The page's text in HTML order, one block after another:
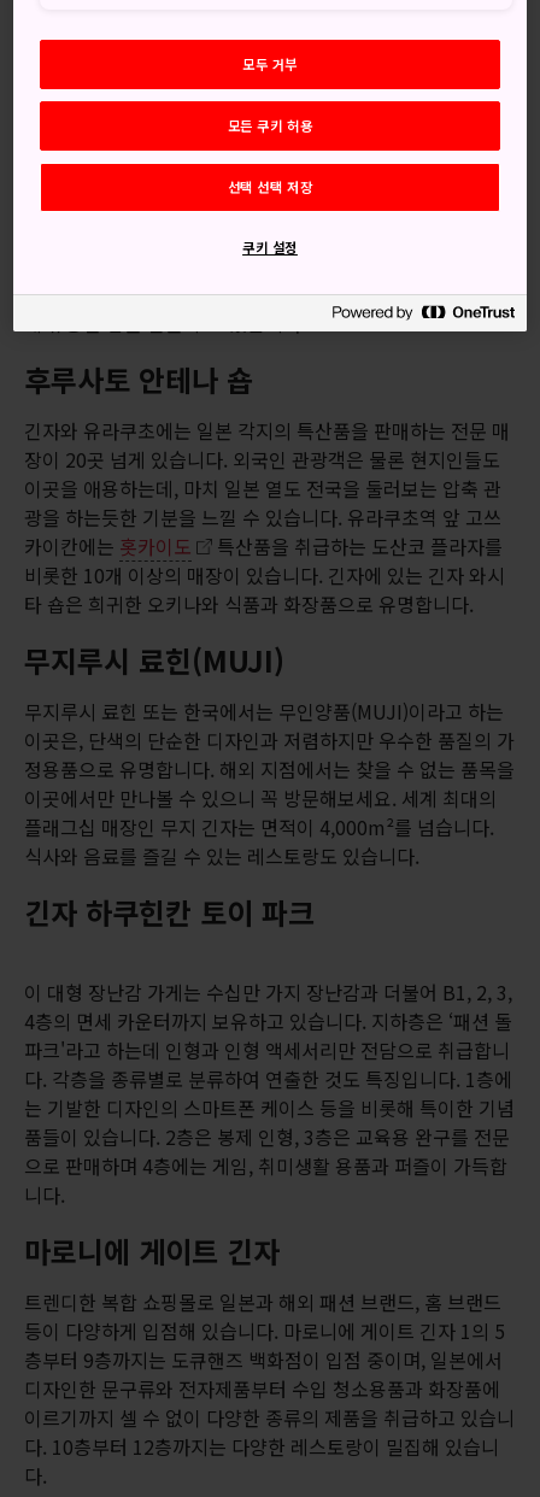
쇼핑 장소입니다. 또한 두 곳 모두 지하층의 푸드코트에 특히
심혈을 기울여 운영하고 있어 세계 각지의 별미를 선보이는 독
점 컬렉션을 둘러볼 수 있습니다.
애플 긴자
이곳은 일본에서 가장 처음 문을 연 애플 스토어입니다. 스테
인리스 스틸과 유리로 지은 8층 건물은 인근 디자이너 매장 어
디서나 쉽게 찾을 수 있습니다. 애플의 최신 제품들을 직접 사
용해보기도 하고, 영어 구사력에 풍부한 전문성을 갖춘 직원에
후루사토 안테나 숍
긴자와 유라쿠초에는 일본 각지의 특산품을 판매하는 전문 매
장이 20곳 넘게 있습니다. 외국인 관광객은 물론 현지인들도
이곳을 애용하는데, 마치 일본 열도 전국을 둘러보는 압축 관
광을 하는듯한 기분을 느낄 수 있습니다. 유라쿠초역 앞 고쓰
카이칸에는 홋카이도
특산품을 취급하는 도산코 플라자를
비롯한 10개 이상의 매장이 있습니다. 긴자에 있는 긴자 와시
타 숍은 희귀한 오키나와 식품과 화장품으로 유명합니다.
무지루시 료힌(MUJI)
무지루시 료힌 또는 한국에서는 무인양품(MUJI)이라고 하는
이곳은, 단색의 단순한 디자인과 저렴하지만 우수한 품질의 가
정용품으로 유명합니다. 해외 지점에서는 찾을 수 없는 품목을
이곳에서만 만나볼 수 있으니 꼭 방문해보세요. 세계 최대의
플래그십 매장인 무지 긴자는 면적이 4,000m²를 넘습니다.
식사와 음료를 즐길 수 있는 레스토랑도 있습니다.
긴자 하쿠힌칸 토이 파크
이 대형 장난감 가게는 수십만 가지 장난감과 더불어 B1, 2, 3,
4층의 면세 카운터까지 보유하고 있습니다. 지하층은 ‘패션 돌
파크'라고 하는데 인형과 인형 액세서리만 전담으로 취급합니
다. 각층을 종류별로 분류하여 연출한 것도 특징입니다. 1층에
는 기발한 디자인의 스마트폰 케이스 등을 비롯해 특이한 기념
품들이 있습니다. 2층은 봉제 인형, 3층은 교육용 완구를 전문
으로 판매하며 4층에는 게임, 취미생활 용품과 퍼즐이 가득합
니다.
마로니에 게이트 긴자
트렌디한 복합 쇼핑몰로 일본과 해외 패션 브랜드, 홈 브랜드
등이 다양하게 입점해 있습니다. 마로니에 게이트 긴자 1의 5
층부터 9층까지는 도큐핸즈 백화점이 입점 중이며, 일본에서
디자인한 문구류와 전자제품부터 수입 청소용품과 화장품에
이르기까지 셀 수 없이 다양한 종류의 제품을 취급하고 있습니
다. 10층부터 12층까지는 다양한 레스토랑이 밀집해 있습니
다.
모두 거부
모든 쿠키 허용
선택 선택 저장
쿠키 설정